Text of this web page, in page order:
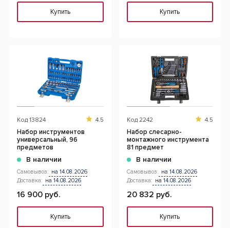
Купить Купить
Код 13824 4.5
Набор инструментов
универсальный, 96
предметов
В наличии
Самовывоз: на 14.08.2026
Доставка: на 14.08.2026
16 900 руб.
Купить
Код 2242 4.5
Набор слесарно-
монтажного инструмента
81 предмет
В наличии
Самовывоз: на 14.08.2026
Доставка: на 14.08.2026
20 832 руб.
Купить